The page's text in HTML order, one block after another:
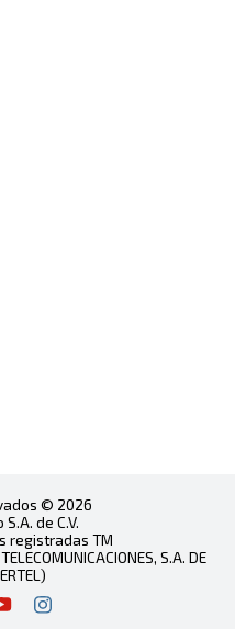
© 2026
de C.V.
registradas TM
S.A. DE